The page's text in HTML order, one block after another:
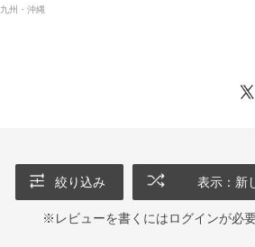
九州・沖縄
絞り込み 表示：新
※レビューを書くにはログインが必